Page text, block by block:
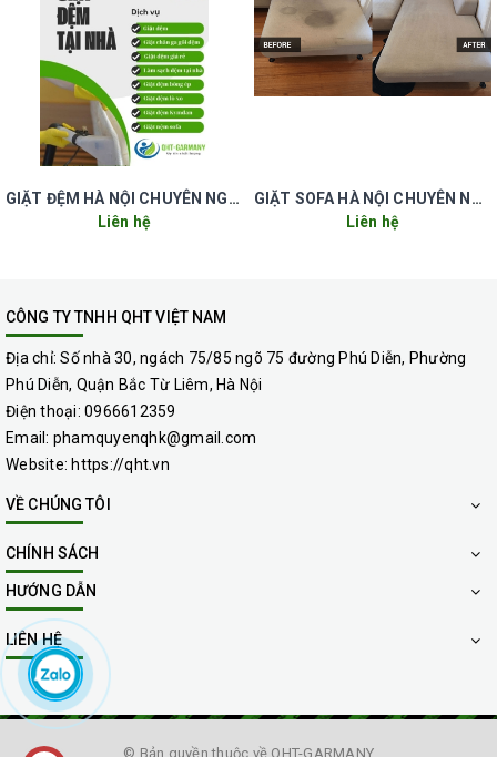
dịch vụ giặt ghế văn phòng giá
rẻ chuyên nghiệp tại quận hai bà trưng hà nội.
NAM CUNG CẤP.
Tùy theo số lượng ghế văn phòng, ghế sofa… chúng tôi sẽ báo
cho Quý Khách Hàng dựa trên số lượng và loại ghế. Bạn có thể
tham khảo báo giá ghế văn phòng sơ bộ như sau:
bảng báo giá dịch vụ giặt ghế văn phòng giá rẻ tại hà nội
GIẶT ĐỆM HÀ NỘI CHUYÊN NGHIỆP UY TÍN GIÁ RẺ
Liên hệ
GIẶT SOFA HÀ NỘI CHUYÊN NGHIỆP UY TÍN GIÁ RẺ
Liên hệ
CÔNG TY TNHH QHT VIỆT NAM
Địa chỉ: Số nhà 30, ngách 75/85 ngõ 75 đường Phú Diễn, Phường
Phú Diễn, Quận Bắc Từ Liêm, Hà Nội
Điện thoại: 0966612359
Email: phamquyenqhk@gmail.com
Website: https://qht.vn
VỀ CHÚNG TÔI
CHÍNH SÁCH
HƯỚNG DẪN
LIÊN HỆ
© Bản quyền thuộc về QHT-GARMANY